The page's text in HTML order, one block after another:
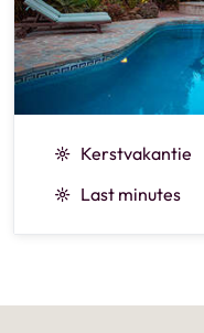
Kerstvakantie
Last minutes